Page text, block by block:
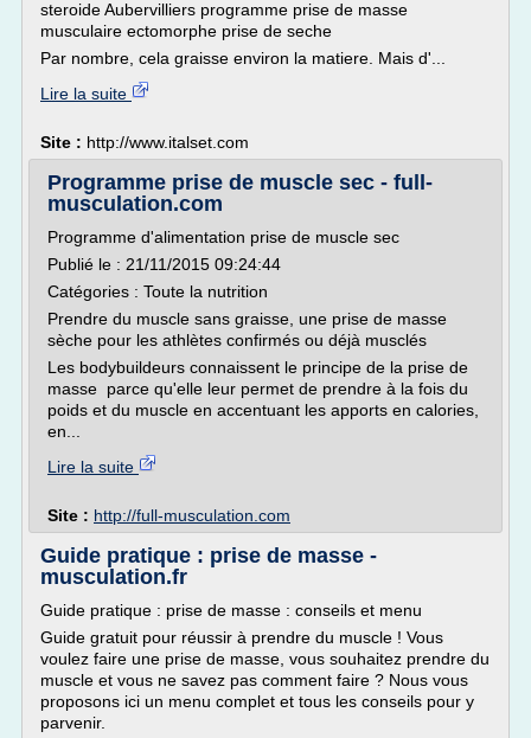
steroide Aubervilliers programme prise de masse
musculaire ectomorphe prise de seche
Par nombre, cela graisse environ la matiere. Mais d'...
Lire la suite
Site : http://www.italset.com
Programme prise de muscle sec - full-
musculation.com
Programme d'alimentation prise de muscle sec
Publié le : 21/11/2015 09:24:44
Catégories : Toute la nutrition
Prendre du muscle sans graisse, une prise de masse
sèche pour les athlètes confirmés ou déjà musclés
Les bodybuildeurs connaissent le principe de la prise de
masse parce qu'elle leur permet de prendre à la fois du
poids et du muscle en accentuant les apports en calories,
en...
Lire la suite
Site : http://full-musculation.com
Guide pratique : prise de masse -
musculation.fr
Guide pratique : prise de masse : conseils et menu
Guide gratuit pour réussir à prendre du muscle ! Vous
voulez faire une prise de masse, vous souhaitez prendre du
muscle et vous ne savez pas comment faire ? Nous vous
proposons ici un menu complet et tous les conseils pour y
parvenir.